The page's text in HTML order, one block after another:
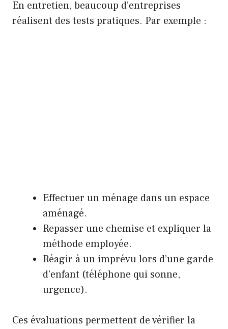
En entretien, beaucoup d’entreprises
réalisent des tests pratiques. Par exemple :
Effectuer un ménage dans un espace
aménagé.
Repasser une chemise et expliquer la
méthode employée.
Réagir à un imprévu lors d’une garde
d’enfant (téléphone qui sonne,
urgence).
Ces évaluations permettent de vérifier la